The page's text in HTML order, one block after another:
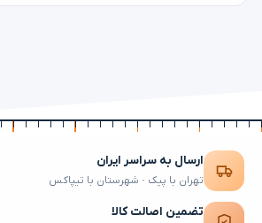
ارسال به سراسر ایران
تهران با پیک · شهرستان با تیپاکس
تضمین اصالت کالا